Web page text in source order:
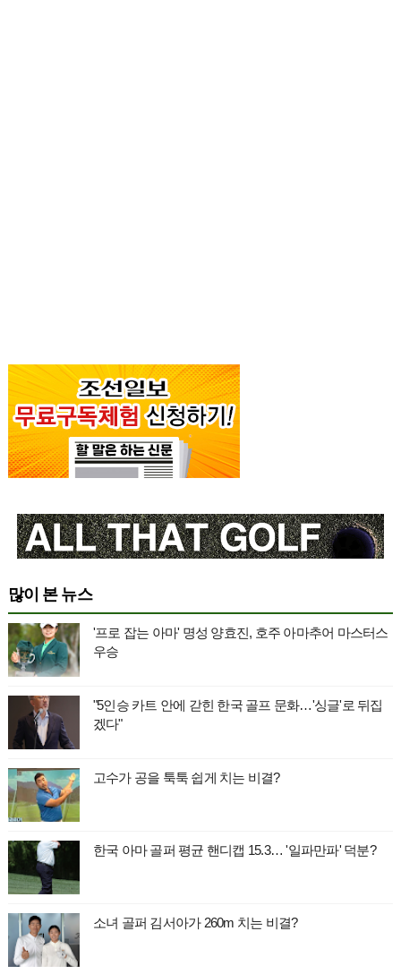
많이 본 뉴스
'프로 잡는 아마' 명성 양효진, 호주 아마추어 마스터스
우승
"5인승 카트 안에 갇힌 한국 골프 문화…'싱글'로 뒤집
겠다"
고수가 공을 툭툭 쉽게 치는 비결?
한국 아마 골퍼 평균 핸디캡 15.3… '일파만파' 덕분?
소녀 골퍼 김서아가 260m 치는 비결?